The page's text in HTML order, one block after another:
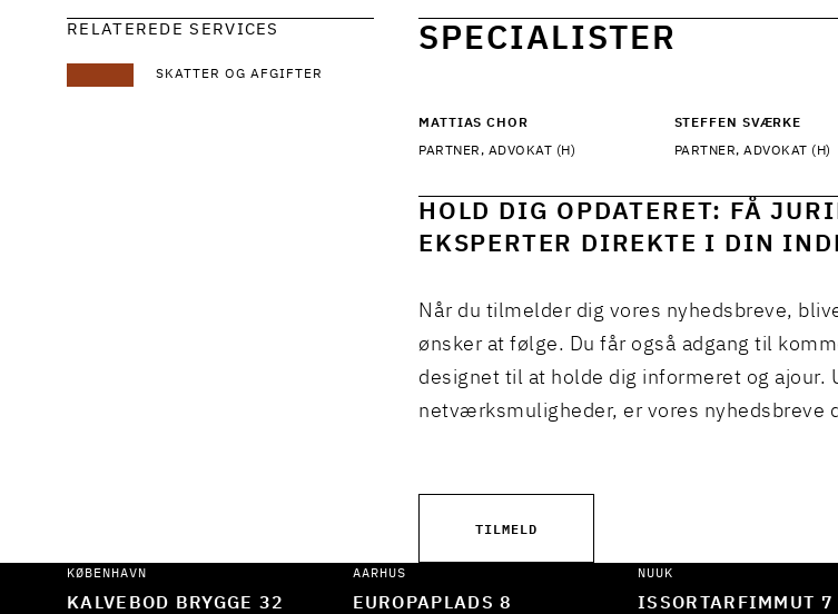
RELATEREDE SERVICES
SKATTER OG AFGIFTER
SPECIALISTER
MATTIAS CHOR
PARTNER, ADVOKAT (H)
STEFFEN SVÆRKE
PARTNER, ADVOKAT (H)
HOLD DIG OPDATERET: FÅ
EKSPERTER DIREKTE I DIN
Når du tilmelder dig vores nyhedsbreve,
ønsker at følge. Du får også adgang til
designet til at holde dig informeret og ajour.
netværksmuligheder, er vores nyhedsbreve
TILMELD
KØBENHAVN
KALVEBOD BRYGGE 32
AARHUS
EUROPAPLADS 8
NUUK
ISSORTARFIMMUT 7